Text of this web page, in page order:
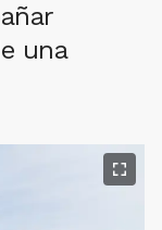
una